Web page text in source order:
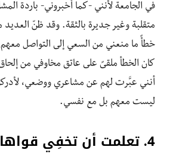
في الجامعة لأنني -كما أخبروني- باردة
متقلبة وغير جديرة بالثقة. وقد ظنّ العديد
خطأً ما منعني من السعي إلى التواصل معهم،
كان الخطأ ملقىً على عاتق مخاوفي من إلحاق
أنني عبَّرت لهم عن مشاعري ووضعي،
ليست معهم بل مع نفسي.
4. تعلمت أن تخفِي قواها